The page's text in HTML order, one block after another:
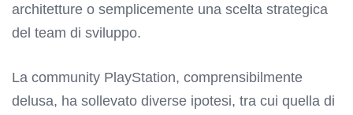
architetture o semplicemente una scelta strategica
del team di sviluppo.
La community PlayStation, comprensibilmente
delusa, ha sollevato diverse ipotesi, tra cui quella di